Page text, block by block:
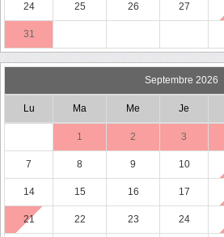
24 25 26 27
31
Septembre 2026
Lu Ma Me Je
1 2 3
7 8 9 10
14 15 16 17
21 22 23 24